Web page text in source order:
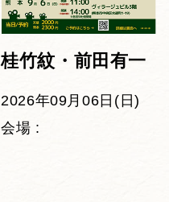
桂竹紋・前田有一
2026年09月06日(日)
会場 :